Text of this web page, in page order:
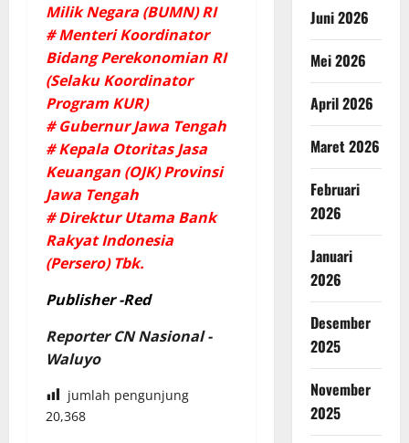
Milik Negara (BUMN) RI
# Menteri Koordinator
Bidang Perekonomian RI
(Selaku Koordinator
Program KUR)
# Gubernur Jawa Tengah
# Kepala Otoritas Jasa
Keuangan (OJK) Provinsi
Jawa Tengah
# Direktur Utama Bank
Rakyat Indonesia
(Persero) Tbk.
Publisher -Red
Reporter CN Nasional -
Waluyo
jumlah pengunjung
20,368
Juni 2026
Mei 2026
April 2026
Maret 2026
Februari
2026
Januari
2026
Desember
2025
November
2025